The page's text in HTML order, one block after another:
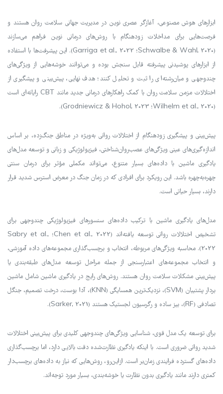
ابزارهای هوش مصنوعی، آغازگر عصری نوین در مدیریت جهانی سلامت روان هستند و
فرصت‌هایی برای مداخلات زودهنگام با روش‌های درمانی نوین فراهم می‌سازند
(Schwalbe & Wahl, 2020؛ Garriga et al., 2022). این پیشرفت‌ها با استفاده
از ابزارهای پوشیدنی پیشرفته قابل سنجش بوده و می‌توانند خوشه‌هایی از ویژگی‌های
چندوجهی و میان‌رشته‌ای را ثبت و تحلیل کنند؛ هدف نهایی، پیش‌بینی و پیشگیری از
اختلالات مزمن سلامت روان با کمک راهکارهای درمانی جدید مانند CBT رایانه‌ای است
(Wilhelm et al., 2020؛ Grodniewicz & Hohol, 2023).
پیش‌بینی و پیشگیری زودهنگام از اختلالات روانی به‌ویژه در مناطق جنگ‌زده، بر اساس
اندازه‌گیری‌های عینی ویژگی‌های عصب‌روان‌شناختی، فیزیولوژیکی و زبانی و توسعه مدل‌های
یادگیری ماشین با داده‌های بسیار متنوع، می‌تواند مکملی مؤثر برای درمان سنتی
چهره‌به‌چهره باشد. این رویکرد برای افرادی که در زمان جنگ در معرض استرس شدید قرار
دارند، بسیار حیاتی است.
مدل‌های یادگیری ماشین با ترکیب داده‌های سنسورهای فیزیولوژیکی چندوجهی برای
تشخیص اختلالات روانی توسعه یافته‌اند (Chen et al., 2022؛ Sabry et al.,
2022). محاسبه ویژگی‌های مربوطه، انتخاب و برچسب‌گذاری مجموعه‌های داده آموزشی،
و انتخاب مجموعه‌های اعتبارسنجی از جمله مراحل توسعه مدل‌های طبقه‌بندی یا
پیش‌بینی مشکلات سلامت روان هستند. روش‌های رایج در یادگیری ماشین شامل ماشین
بردار پشتیبان (SVM)، نزدیک‌ترین همسایگی (KNN)، آدا بوست، درخت تصمیم، جنگل
تصادفی (RF)، بیز ساده و رگرسیون لجستیک هستند (Sarker, 2021).
برای توسعه یک مدل قوی، شناسایی ویژگی‌های چندوجهی کلیدی برای پیش‌بینی اختلالات
شدید روانی ضروری است. با اینکه یادگیری نظارت‌شده دقت بالایی دارد، اما برچسب‌گذاری
داده‌های گسترده فرایندی زمان‌بر است. ازاین‌رو، روش‌هایی که نیاز به داده‌های برچسب‌دار
کمتری دارند مانند یادگیری بدون نظارت یا خوشه‌بندی، بسیار مورد توجه‌اند.